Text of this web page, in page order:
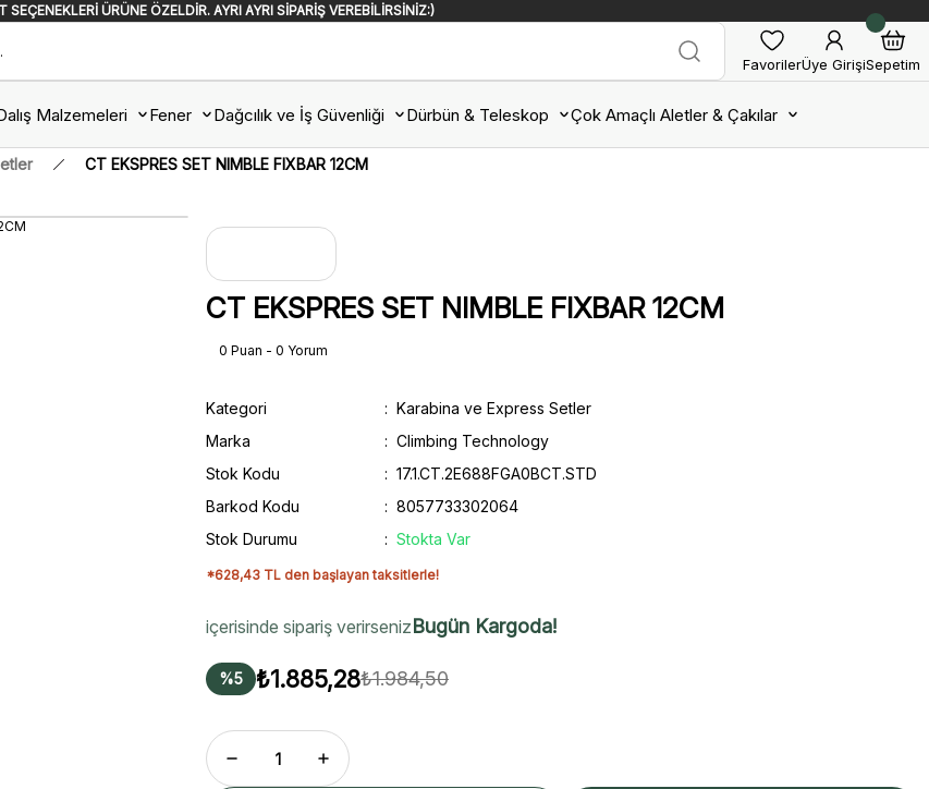
SEÇENEKLERİ ÜRÜNE ÖZELDİR. AYRI AYRI SİPARİŞ VEREBİLİRSİNİZ:)
FavorilerÜye GirişiSepetim
Malzemeleri Fener Dağcılık ve İş Güvenliği Dürbün & Teleskop Çok Amaçlı Aletler & Çakılar
CT EKSPRES SET NIMBLE FIXBAR 12CM
CT EKSPRES SET NIMBLE FIXBAR 12CM
0 Puan - 0 Yorum
Kategori
Karabina ve Express Setler
Marka
Climbing Technology
Stok Kodu
17.1.CT.2E688FGA0BCT.STD
Barkod Kodu
8057733302064
Stok Durumu
Stokta Var
*628,43 TL den başlayan taksitlerle!
içerisinde sipariş verirsenizBugün Kargoda!
%5 ₺1.885,28₺1.984,50